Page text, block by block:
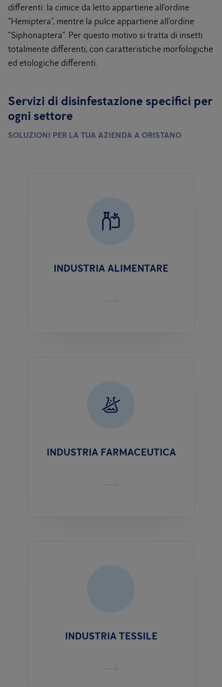
differenti: la cimice da letto appartiene all’ordine
“Hemiptera”, mentre la pulce appartiene all’ordine
“Siphonaptera”. Per questo motivo si tratta di insetti
totalmente differenti, con caratteristiche morfologiche
ed etologiche differenti.
Servizi di disinfestazione specifici per
ogni settore
SOLUZIONI PER LA TUA AZIENDA A ORISTANO
INDUSTRIA ALIMENTARE
INDUSTRIA FARMACEUTICA
INDUSTRIA TESSILE